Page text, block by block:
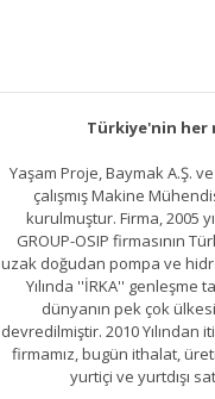
Türkiye'nin her
Yaşam Proje, Baymak A.Ş.
çalışmış Makine
kurulmuştur. Firma, 2005
GROUP-OSIP firmasının
uzak doğudan pompa ve
Yılında ''İRKA'' genleşme
dünyanın pek çok
devredilmiştir. 2010
firmamız, bugün ithalat,
yurtiçi ve yurtdışı